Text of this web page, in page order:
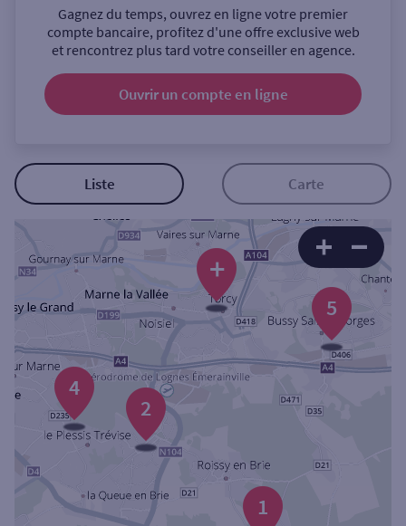
Sélectionnez votre recherche
Ouverte le samedi
Coffre-fort
Autour de moi
ou
Ville / Code postal
Rue
Rechercher
Gagnez du temps, ouvrez en ligne votre premier
compte bancaire, profitez d'une offre exclusive web
et rencontrez plus tard votre conseiller en agence.
Ouvrir un compte en ligne
Liste Carte
+
5
4
2
1